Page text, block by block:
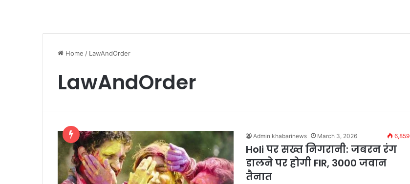
Home / LawAndOrder
LawAndOrder
Admin khabarinews March 3, 2026 6,859
Holi पर सख्त निगरानी: जबरन रंग
डालने पर होगी FIR, 3000 जवान
तैनात